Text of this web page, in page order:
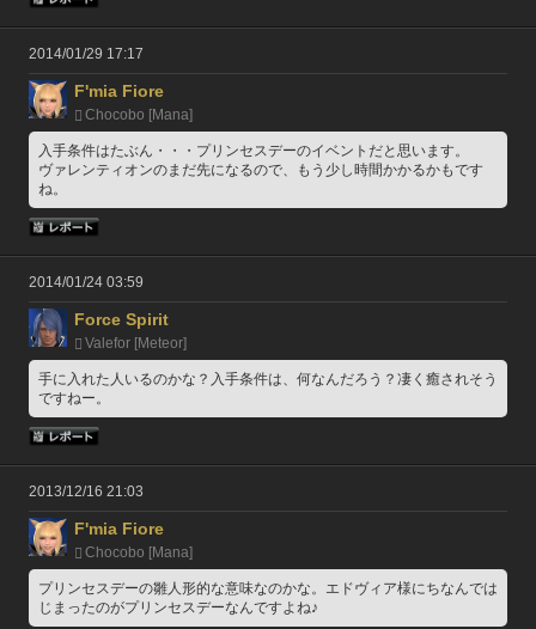
2014/01/29 17:17
F'mia Fiore
Chocobo [Mana]
入手条件はたぶん・・・プリンセスデーのイベントだと思います。
ヴァレンティオンのまだ先になるので、もう少し時間かかるかもです
ね。
2014/01/24 03:59
Force Spirit
Valefor [Meteor]
手に入れた人いるのかな？入手条件は、何なんだろう？凄く癒されそう
ですねー。
2013/12/16 21:03
F'mia Fiore
Chocobo [Mana]
プリンセスデーの雛人形的な意味なのかな。エドヴィア様にちなんでは
じまったのがプリンセスデーなんですよね♪